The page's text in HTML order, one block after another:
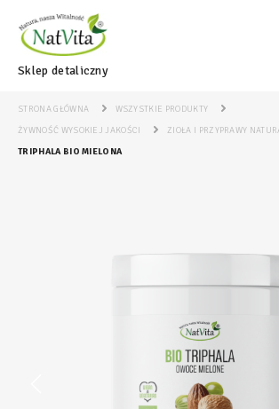
Sklep detaliczny
STRONA GŁÓWNA
WSZYSTKIE PRODUKTY
ŻYWNOŚĆ WYSOKIEJ JAKOŚCI
ZIOŁA I PRZYPRAWY
TRIPHALA BIO MIELONA